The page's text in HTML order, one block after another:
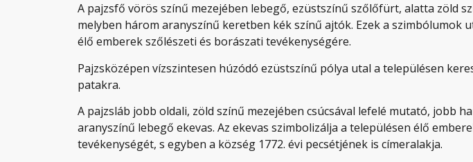
A pajzsfő vörös színű mezejében lebegő, ezüstszínű szőlőfürt, alatta zöld
melyben három aranyszínű keretben kék színű ajtók. Ezek a szimbólumok
élő emberek szőlészeti és borászati tevékenységére.
Pajzsközépen vízszintesen húzódó ezüstszínű pólya utal a településen
patakra.
A pajzsláb jobb oldali, zöld színű mezejében csúcsával lefelé mutató, jobb
aranyszínű lebegő ekevas. Az ekevas szimbolizálja a településen élő
tevékenységét, s egyben a község 1772. évi pecsétjének is címeralakja.